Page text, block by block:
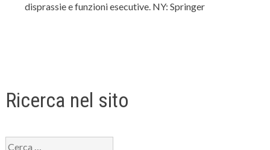
disprassie e funzioni esecutive. NY: Springer
Ricerca nel sito
Ricerca